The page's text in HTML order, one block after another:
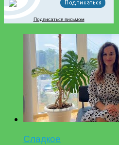
Подписаться письмом
Сладкое